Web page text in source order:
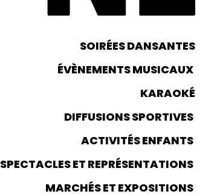
SOIRÉES DANSANTES
ÉVÈNEMENTS MUSICAUX
KARAOKÉ
DIFFUSIONS SPORTIVES
ACTIVITÉS ENFANTS
SPECTACLES ET REPRÉSENTATIONS
MARCHÉS ET EXPOSITIONS